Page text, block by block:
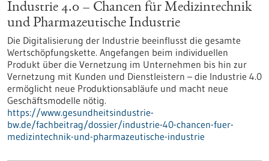
Industrie 4.0 – Chancen für Medizintechnik
und Pharmazeutische Industrie
Die Digitalisierung der Industrie beeinflusst die gesamte
Wertschöpfungskette. Angefangen beim individuellen
Produkt über die Vernetzung im Unternehmen bis hin zur
Vernetzung mit Kunden und Dienstleistern – die Industrie 4.0
ermöglicht neue Produktionsabläufe und macht neue
Geschäftsmodelle nötig.
https://www.gesundheitsindustrie-
bw.de/fachbeitrag/dossier/industrie-40-chancen-fuer-
medizintechnik-und-pharmazeutische-industrie